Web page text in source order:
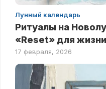
Лунный календарь
Ритуалы на
«Reset» для жизни
17 февраля, 2026